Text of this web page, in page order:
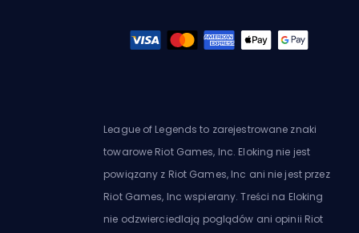
League of Legends to zarejestrowane znaki
towarowe Riot Games, Inc. Eloking nie jest
powiązany z Riot Games, Inc ani nie jest przez
Riot Games, Inc wspierany. Treści na Eloking
nie odzwierciedlają poglądów ani opinii Riot